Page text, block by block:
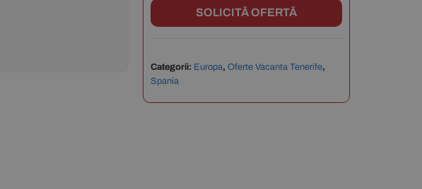
SOLICITĂ OFERTĂ
Categorii: Europa, Oferte Vacanta Tenerife,
Spania